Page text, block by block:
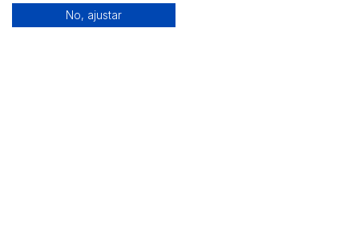
No, ajustar